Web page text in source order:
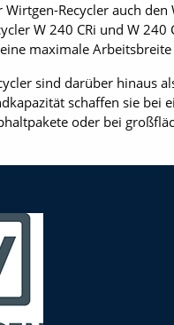
Recycler auch den
W 240 CRi und W
maximale
sind darüber hinaus
schaffen sie bei
oder bei